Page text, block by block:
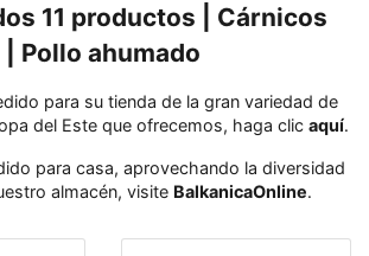
11 productos | Cárnicos
| Pollo ahumado
para su tienda de la gran variedad de
del Este que ofrecemos, haga clic aquí․
para casa, aprovechando la diversidad
almacén, visite BalkanicaOnline․